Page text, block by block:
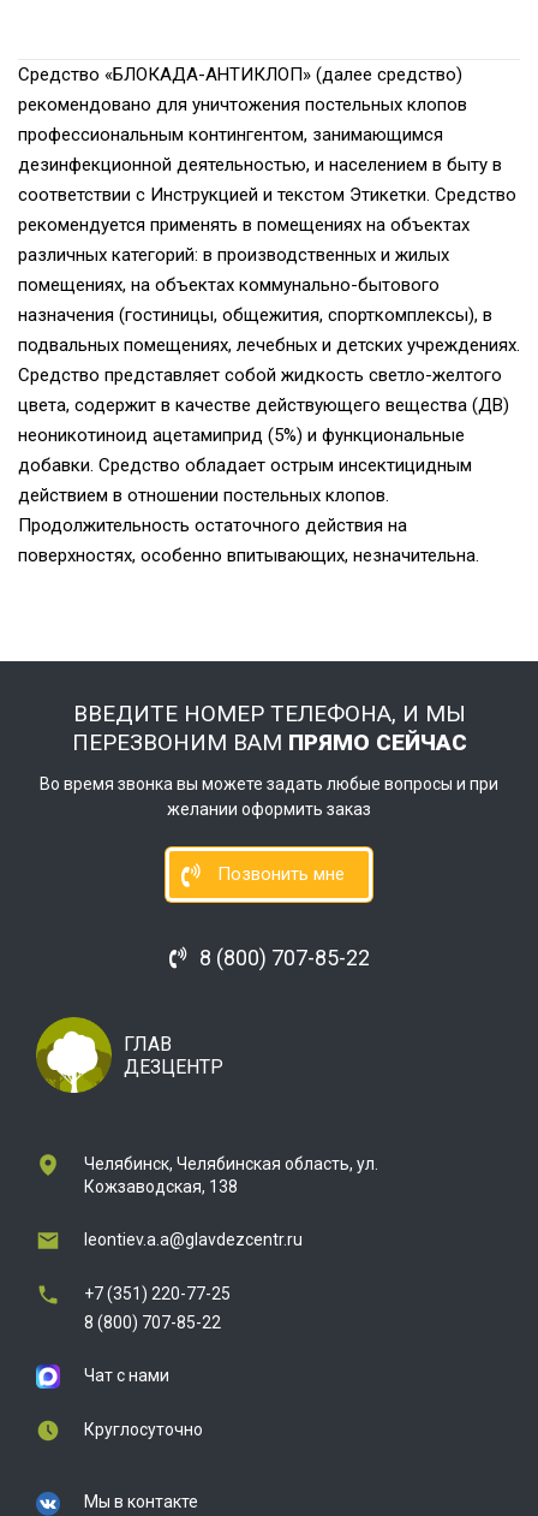
Средство «БЛОКАДА-АНТИКЛОП» (далее средство)
рекомендовано для уничтожения постельных клопов
профессиональным контингентом, занимающимся
дезинфекционной деятельностью, и населением в быту в
соответствии с Инструкцией и текстом Этикетки. Средство
рекомендуется применять в помещениях на объектах
различных категорий: в производственных и жилых
помещениях, на объектах коммунально-бытового
назначения (гостиницы, общежития, спорткомплексы), в
подвальных помещениях, лечебных и детских учреждениях.
Средство представляет собой жидкость светло-желтого
цвета, содержит в качестве действующего вещества (ДВ)
неоникотиноид ацетамиприд (5%) и функциональные
добавки. Средство обладает острым инсектицидным
действием в отношении постельных клопов.
Продолжительность остаточного действия на
поверхностях, особенно впитывающих, незначительна.
ВВЕДИТЕ НОМЕР ТЕЛЕФОНА, И МЫ
ПЕРЕЗВОНИМ ВАМ ПРЯМО СЕЙЧАС
Во время звонка вы можете задать любые вопросы и при
желании оформить заказ
Позвонить мне
8 (800) 707-85-22
ГЛАВ
ДЕЗЦЕНТР
Челябинск, Челябинская область, ул.
Кожзаводская, 138
leontiev.a.a@glavdezcentr.ru
+7 (351) 220-77-25
8 (800) 707-85-22
Чат с нами
Круглосуточно
Мы в контакте